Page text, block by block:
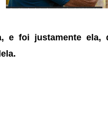
e foi justamente ela,